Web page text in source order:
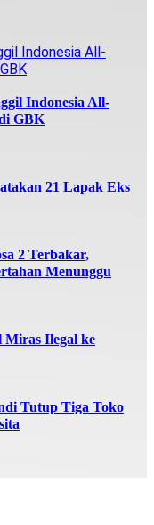
Indonesia All-
GBK
21 Lapak Eks
2 Terbakar,
Menunggu
Miras Ilegal ke
Tutup Tiga Toko